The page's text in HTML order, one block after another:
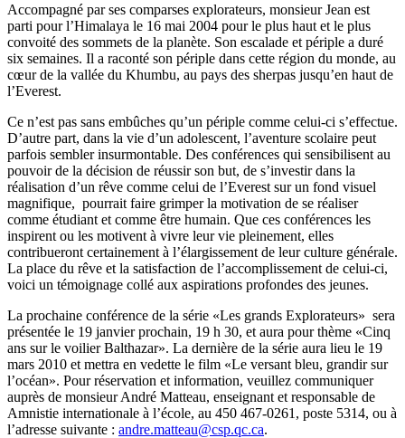
Accompagné par ses comparses explorateurs, monsieur Jean est
parti pour l’Himalaya le 16 mai 2004 pour le plus haut et le plus
convoité des sommets de la planète. Son escalade et périple a duré
six semaines. Il a raconté son périple dans cette région du monde, au
cœur de la vallée du Khumbu, au pays des sherpas jusqu’en haut de
l’Everest.
Ce n’est pas sans embûches qu’un périple comme celui-ci s’effectue.
D’autre part, dans la vie d’un adolescent, l’aventure scolaire peut
parfois sembler insurmontable. Des conférences qui sensibilisent au
pouvoir de la décision de réussir son but, de s’investir dans la
réalisation d’un rêve comme celui de l’Everest sur un fond visuel
magnifique, pourrait faire grimper la motivation de se réaliser
comme étudiant et comme être humain. Que ces conférences les
inspirent ou les motivent à vivre leur vie pleinement, elles
contribueront certainement à l’élargissement de leur culture générale.
La place du rêve et la satisfaction de l’accomplissement de celui-ci,
voici un témoignage collé aux aspirations profondes des jeunes.
La prochaine conférence de la série «Les grands Explorateurs» sera
présentée le 19 janvier prochain, 19 h 30, et aura pour thème «Cinq
ans sur le voilier Balthazar». La dernière de la série aura lieu le 19
mars 2010 et mettra en vedette le film «Le versant bleu, grandir sur
l’océan». Pour réservation et information, veuillez communiquer
auprès de monsieur André Matteau, enseignant et responsable de
Amnistie internationale à l’école, au 450 467-0261, poste 5314, ou à
l’adresse suivante : andre.matteau@csp.qc.ca.